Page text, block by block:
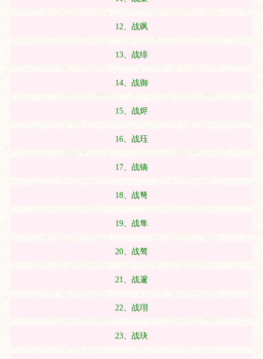
12、战飒
13、战绯
14、战御
15、战烬
16、战珏
17、战镝
18、战弩
19、战隼
20、战骜
21、战邃
22、战珝
23、战玦